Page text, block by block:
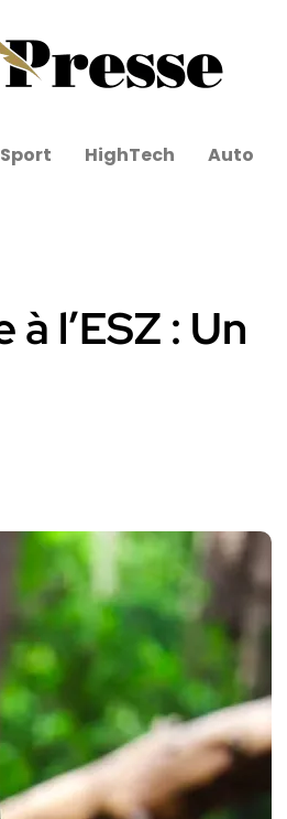
Sport HighTech Auto
l’ESZ : Un